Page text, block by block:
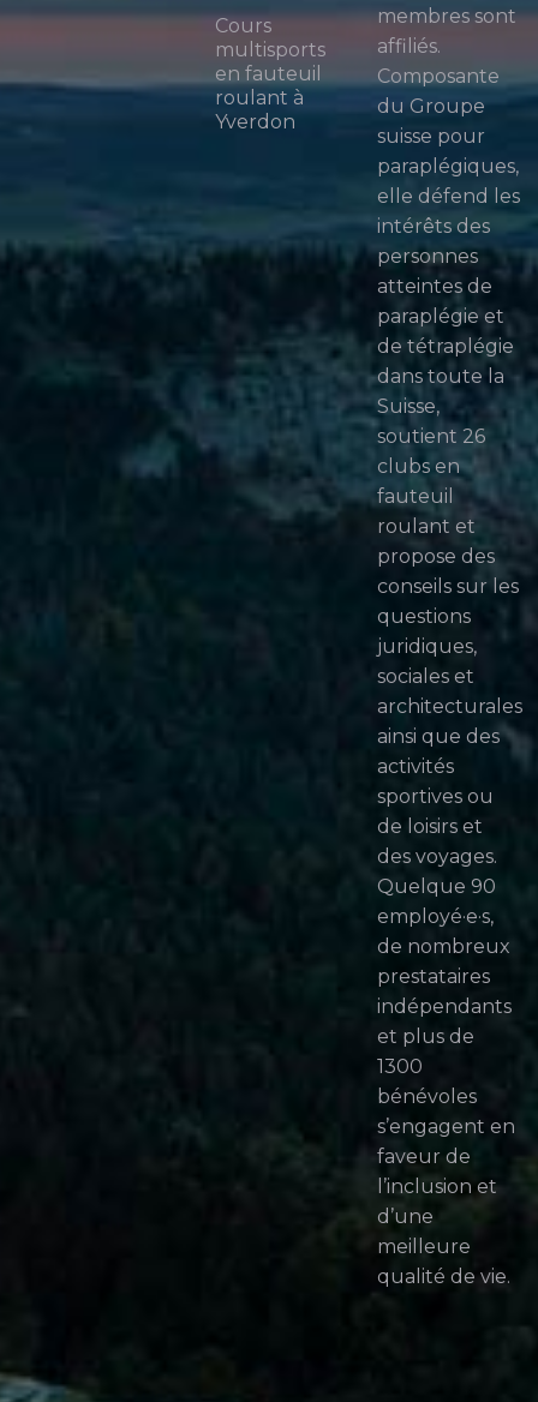
Cours
multisports
en fauteuil
roulant à
Yverdon
membres sont
affiliés.
Composante
du Groupe
suisse pour
paraplégiques,
elle défend les
intérêts des
personnes
atteintes de
paraplégie et
de tétraplégie
dans toute la
Suisse,
soutient 26
clubs en
fauteuil
roulant et
propose des
conseils sur les
questions
juridiques,
sociales et
architecturales
ainsi que des
activités
sportives ou
de loisirs et
des voyages.
Quelque 90
employé·e·s,
de nombreux
prestataires
indépendants
et plus de
1300
bénévoles
s’engagent en
faveur de
l’inclusion et
d’une
meilleure
qualité de vie.